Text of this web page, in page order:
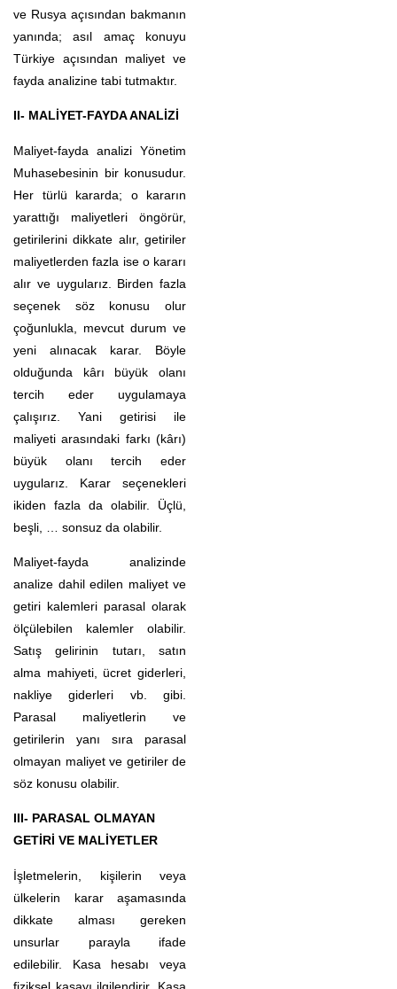
ve Rusya açısından bakmanın
yanında; asıl amaç konuyu
Türkiye açısından maliyet ve
fayda analizine tabi tutmaktır.
II- MALİYET-FAYDA ANALİZİ
Maliyet-fayda analizi Yönetim
Muhasebesinin bir konusudur.
Her türlü kararda; o kararın
yarattığı maliyetleri öngörür,
getirilerini dikkate alır, getiriler
maliyetlerden fazla ise o kararı
alır ve uygularız. Birden fazla
seçenek söz konusu olur
çoğunlukla, mevcut durum ve
yeni alınacak karar. Böyle
olduğunda kârı büyük olanı
tercih eder uygulamaya
çalışırız. Yani getirisi ile
maliyeti arasındaki farkı (kârı)
büyük olanı tercih eder
uygularız. Karar seçenekleri
ikiden fazla da olabilir. Üçlü,
beşli, … sonsuz da olabilir.
Maliyet-fayda analizinde
analize dahil edilen maliyet ve
getiri kalemleri parasal olarak
ölçülebilen kalemler olabilir.
Satış gelirinin tutarı, satın
alma mahiyeti, ücret giderleri,
nakliye giderleri vb. gibi.
Parasal maliyetlerin ve
getirilerin yanı sıra parasal
olmayan maliyet ve getiriler de
söz konusu olabilir.
III- PARASAL OLMAYAN
GETİRİ VE MALİYETLER
İşletmelerin, kişilerin veya
ülkelerin karar aşamasında
dikkate alması gereken
unsurlar parayla ifade
edilebilir. Kasa hesabı veya
fiziksel kasayı ilgilendirir. Kasa